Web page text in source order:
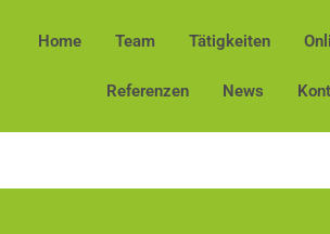
Home Team Tätigkeiten
Referenzen News